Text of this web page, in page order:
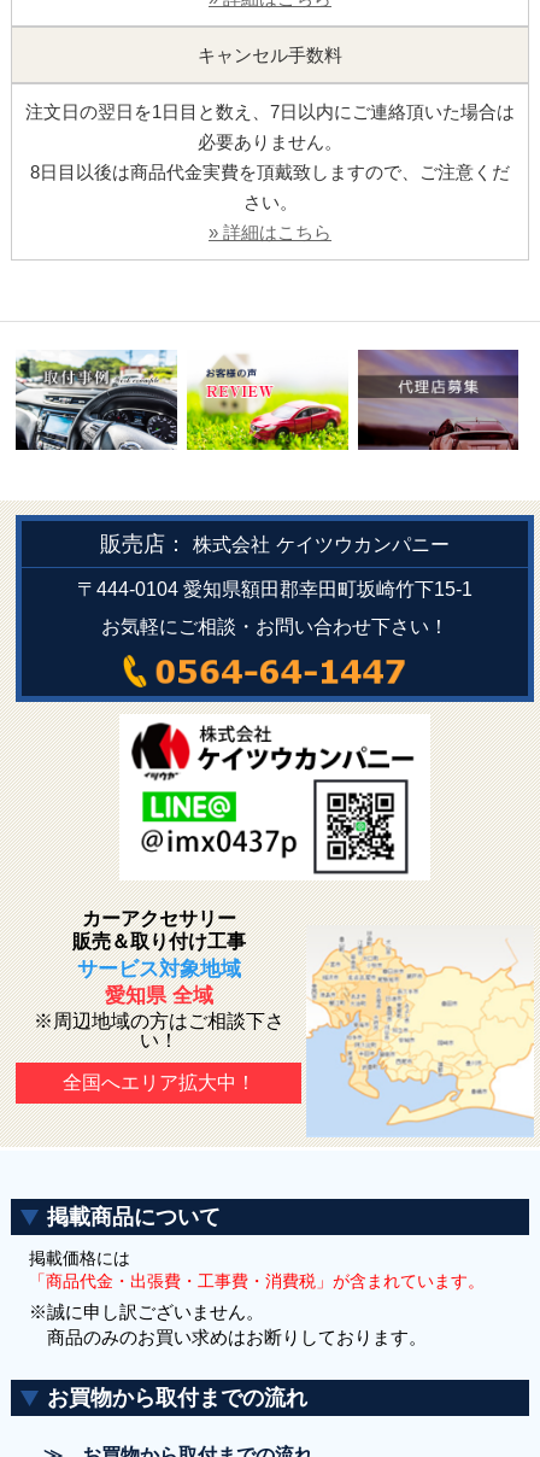
キャンセル手数料
注文日の翌日を1日目と数え、7日以内にご連絡頂いた場合は
必要ありません。
8日目以後は商品代金実費を頂戴致しますので、ご注意くだ
さい。
» 詳細はこちら
販売店：株式会社 ケイツウカンパニー
〒444-0104 愛知県額田郡幸田町坂崎竹下15-1
お気軽にご相談・お問い合わせ下さい！
カーアクセサリー
販売＆取り付け工事
サービス対象地域
愛知県 全域
※周辺地域の方はご相談下さ
い！
全国へエリア拡大中！
掲載商品について
掲載価格には
「商品代金・出張費・工事費・消費税」が含まれています。
※誠に申し訳ございません。
商品のみのお買い求めはお断りしております。
お買物から取付までの流れ